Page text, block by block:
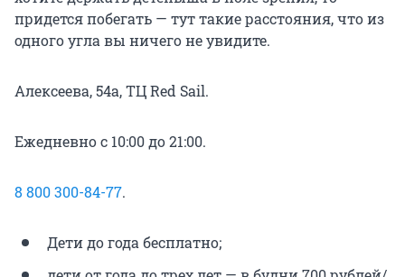
придется побегать — тут такие расстояния, что из
одного угла вы ничего не увидите.
Алексеева, 54а, ТЦ Red Sail.
Ежедневно с 10:00 до 21:00.
8 800 300-84-77.
Дети до года бесплатно;